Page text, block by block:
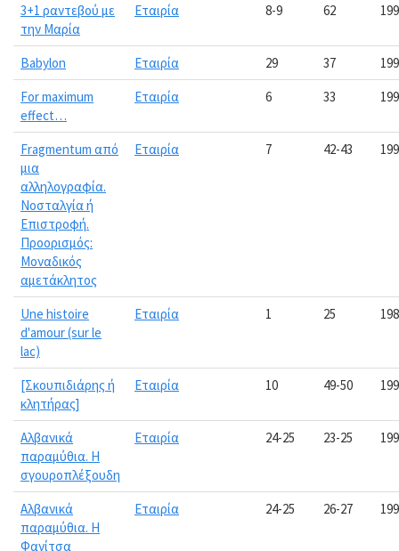
3+1 ραντεβού με
την Μαρία
Εταιρία 8-9 62
Babylon Εταιρία 29 37
For maximum
effect…
Εταιρία 6 33
Fragmentum από
μια
αλληλογραφία.
Νοσταλγία ή
Επιστροφή.
Προορισμός:
Μοναδικός
αμετάκλητος
Εταιρία 7 42-43
Une histoire
d'amour (sur le
lac)
Εταιρία 1 25
[Σκουπιδιάρης ή
κλητήρας]
Εταιρία 10 49-50
Αλβανικά
παραμύθια. Η
σγουροπλέξουδη
Εταιρία 24-25 23-25
Αλβανικά
παραμύθια. Η
Φανίτσα
Εταιρία 24-25 26-27